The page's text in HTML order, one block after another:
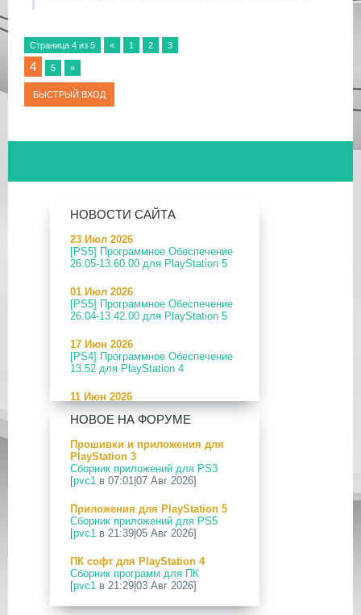
Страница 4 из 5 « 1 2 3
4 5 »
НОВОСТИ САЙТА
23 Июл 2026
[PS5] Программное Обеспечение
26.05-13.60.00 для PlayStation 5
01 Июл 2026
[PS5] Программное Обеспечение
26.04-13.42.00 для PlayStation 5
17 Июн 2026
[PS4] Программное Обеспечение
13.52 для PlayStation 4
11 Июн 2026
[PS5] Программное Обеспечение
26.04-13.40.00 для PlayStation 5
24 Апр 2026
[PS5] Программное Обеспечение
26.03-13.20.00 для PlayStation 5
12 Апр 2026
[PS Portal] Программное
Обеспечение 7.0.2 для PS Portal
09 Апр 2026
[PS3|CFW] webMAN MOD
v1.47.48p
29 Мар 2026
НОВОЕ НА ФОРУМЕ
Прошивки и приложения для
PlayStation 3
Сборник приложений для PS3
[pvc1 в 07:01|07 Авг 2026]
Приложения для PlayStation 5
Сборник приложений для PS5
[pvc1 в 21:39|05 Авг 2026]
ПК софт для PlayStation 4
Сборник программ для ПК
[pvc1 в 21:29|03 Авг 2026]